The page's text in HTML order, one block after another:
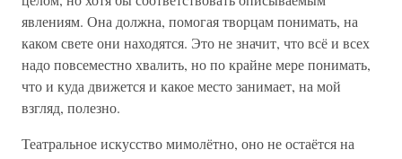
явлениям. Она должна, помогая творцам понимать, на
каком свете они находятся. Это не значит, что всё и всех
надо повсеместно хвалить, но по крайне мере понимать,
что и куда движется и какое место занимает, на мой
взгляд, полезно.
Театральное искусство мимолётно, оно не остаётся на